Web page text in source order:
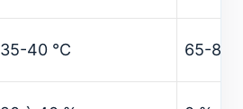
35-40 °C 65-80